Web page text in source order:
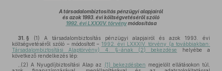
A társadalombiztosítás pénzügyi alapjairól
és azok 1993. évi költségvetéséről szóló
1992. évi LXXXIV. törvénymódosítása
31. § (1) A társadalombiztosítás pénzügyi alapjairól és azok 1993. évi
költségvetéséről szóló – módosított – 1992. évi LXXXIV. törvény (a továbbiakban:
Társadalombiztosítási Alaptörvény) 4. §-ának (2) bekezdése
helyébe a
következő rendelkezés lép:
,,(2) A Nyugdíjbiztosítási Alap az
(1) bekezdésben megjelölt ellátásokon túl,